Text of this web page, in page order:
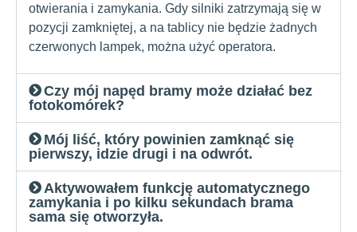
otwierania i zamykania. Gdy silniki zatrzymają się w
pozycji zamkniętej, a na tablicy nie będzie żadnych
czerwonych lampek, można użyć operatora.
Czy mój napęd bramy może działać bez
fotokomórek?
Mój liść, który powinien zamknąć się
pierwszy, idzie drugi i na odwrót.
Aktywowałem funkcję automatycznego
zamykania i po kilku sekundach brama
sama się otworzyła.